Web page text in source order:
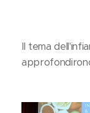
Il tema